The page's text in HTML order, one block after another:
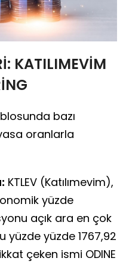
KATILIMEVİM
bazı
oranlarla
KTLEV (Katılımevim),
yüzde
açık ara en çok
yüzde yüzde 1767,92
çeken ismi ODINE